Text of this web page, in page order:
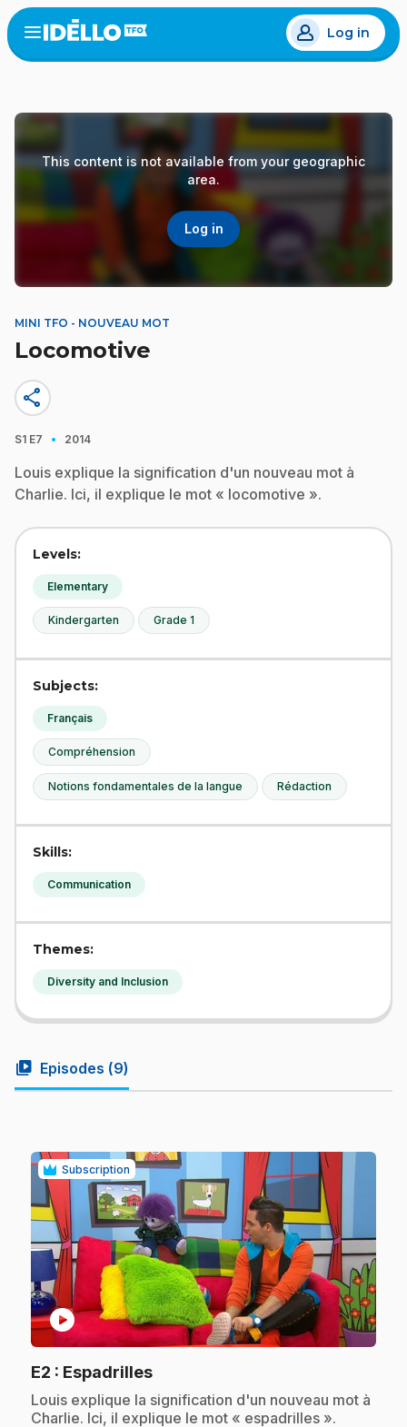
Skip
to
main
Open
menu
Log in
This content is not available from your geographic
area.
Log in
MINI TFO - NOUVEAU MOT
Locomotive
share
S1 E7 · 2014
Louis explique la signification d'un nouveau mot à
Charlie. Ici, il explique le mot « locomotive ».
Levels:
Elementary
Kindergarten Grade 1
Subjects:
Français
Compréhension
Notions fondamentales de la langue Rédaction
Skills:
Communication
Themes:
Diversity and Inclusion
video_library Episodes (9)
Subscription
play_circle
E2 : Espadrilles.
.Louis explique la signification d'un nouveau mot à
Charlie. Ici, il explique le mot « espadrilles ».